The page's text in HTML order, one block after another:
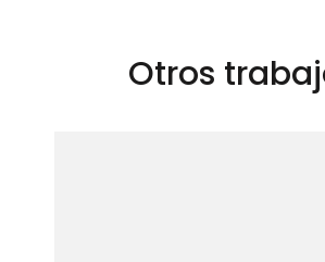
Otros